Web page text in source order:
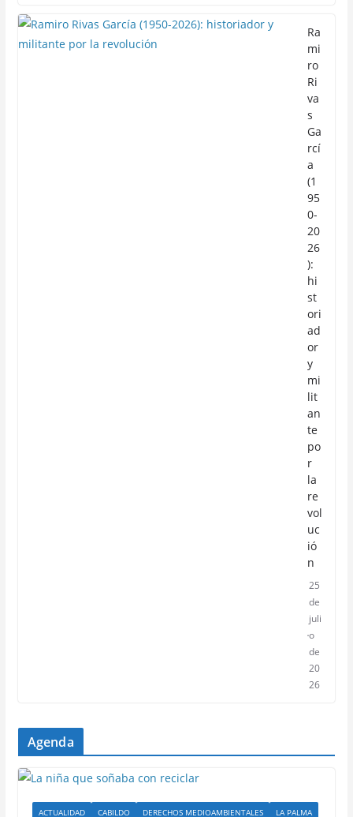
Ra
mi
ro
Ri
va
s
Ga
rcí
a
(1
95
0-
20
26
):
hi
st
ori
ad
or
y
mi
lit
an
te
po
r
la
re
vol
uc
ió
n
25
de
juli
o
de
20
26
Agenda
ACTUALIDAD CABILDO DERECHOS MEDIOAMBIENTALES
LA PALMA